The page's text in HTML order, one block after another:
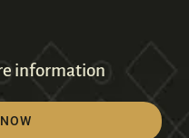
information